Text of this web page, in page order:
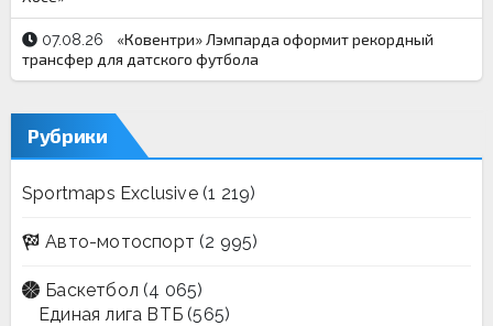
07.08.26
«Ковентри» Лэмпарда оформит рекордный
трансфер для датского футбола
Рубрики
Sportmaps Exclusive(1 219)
Авто-мотоспорт (2 995)
Баскетбол (4 065)
Единая лига ВТБ (565)